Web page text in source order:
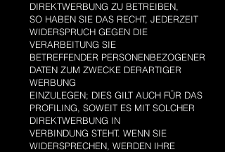
DIREKTWERBUNG ZU BETREIBEN,
SO HABEN SIE DAS RECHT, JEDERZEIT
WIDERSPRUCH GEGEN DIE
VERARBEITUNG SIE
BETREFFENDER PERSONENBEZOGENER
DATEN ZUM ZWECKE DERARTIGER
WERBUNG
EINZULEGEN; DIES GILT AUCH FÜR DAS
PROFILING, SOWEIT ES MIT SOLCHER
DIREKTWERBUNG IN
VERBINDUNG STEHT. WENN SIE
WIDERSPRECHEN, WERDEN IHRE